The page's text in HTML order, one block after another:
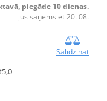
piegāde 10 dienas.
jūs saņemsiet 20. 08.
Salīdzināt